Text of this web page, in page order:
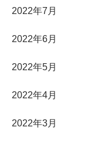
2022年7月
2022年6月
2022年5月
2022年4月
2022年3月